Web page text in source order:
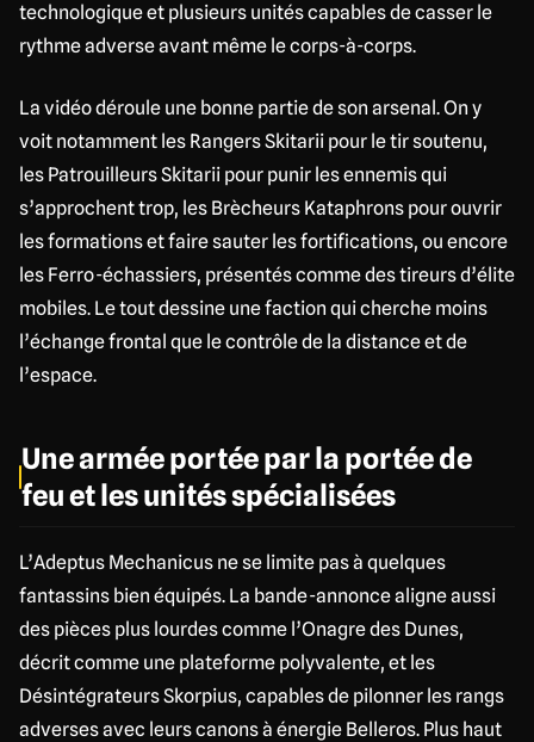
technologique et plusieurs unités capables de casser le
rythme adverse avant même le corps-à-corps.
La vidéo déroule une bonne partie de son arsenal. On y
voit notamment les Rangers Skitarii pour le tir soutenu,
les Patrouilleurs Skitarii pour punir les ennemis qui
s’approchent trop, les Brècheurs Kataphrons pour ouvrir
les formations et faire sauter les fortifications, ou encore
les Ferro-échassiers, présentés comme des tireurs d’élite
mobiles. Le tout dessine une faction qui cherche moins
l’échange frontal que le contrôle de la distance et de
l’espace.
Une armée portée par la portée de
feu et les unités spécialisées
L’Adeptus Mechanicus ne se limite pas à quelques
fantassins bien équipés. La bande-annonce aligne aussi
des pièces plus lourdes comme l’Onagre des Dunes,
décrit comme une plateforme polyvalente, et les
Désintégrateurs Skorpius, capables de pilonner les rangs
adverses avec leurs canons à énergie Belleros. Plus haut